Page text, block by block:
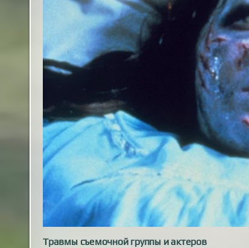
Травмы съемочной группы и актеров